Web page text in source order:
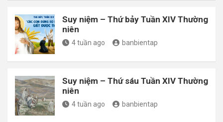
Suy niệm – Thứ bảy Tuần XIV Thường
niên
4 tuần ago banbientap
Suy niệm – Thứ sáu Tuần XIV Thường
niên
4 tuần ago banbientap